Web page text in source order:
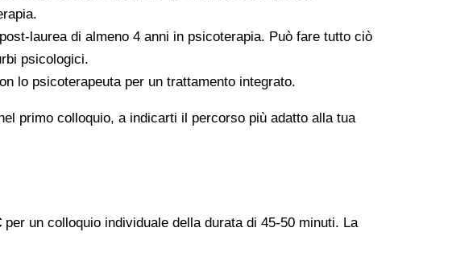
laurea di almeno 4 anni in psicoterapia. Può fare tutto ciò
psicologici.
lo psicoterapeuta per un trattamento integrato.
primo colloquio, a indicarti il percorso più adatto alla tua
per un colloquio individuale della durata di 45-50 minuti. La